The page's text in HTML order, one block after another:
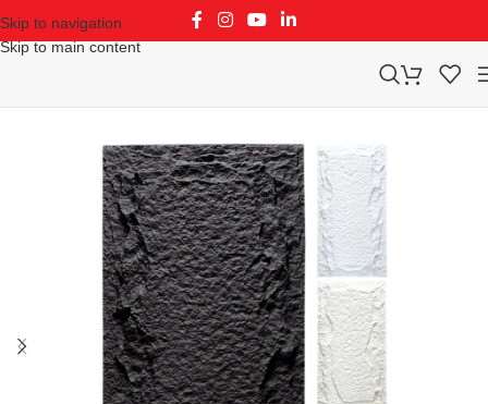
Skip to navigation
Skip to main content